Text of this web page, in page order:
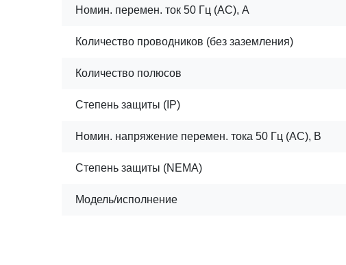
Номин. перемен. ток 50 Гц (AC), А
Количество проводников (без заземления)
Количество полюсов
Степень защиты (IP)
Номин. напряжение перемен. тока 50 Гц (AC), В
Степень защиты (NEMA)
Модель/исполнение